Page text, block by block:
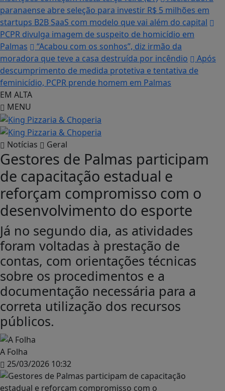
paranaense abre seleção para investir R$ 5 milhões em
startups B2B SaaS com modelo que vai além do capital
PCPR divulga imagem de suspeito de homicídio em
Palmas
“Acabou com os sonhos”, diz irmão da
moradora que teve a casa destruída por incêndio
Após
descumprimento de medida protetiva e tentativa de
feminicídio, PCPR prende homem em Palmas
EM ALTA
MENU
Notícias Geral
Gestores de Palmas participam
de capacitação estadual e
reforçam compromisso com o
desenvolvimento do esporte
Já no segundo dia, as atividades
foram voltadas à prestação de
contas, com orientações técnicas
sobre os procedimentos e a
documentação necessária para a
correta utilização dos recursos
públicos.
A Folha
25/03/2026 10:32